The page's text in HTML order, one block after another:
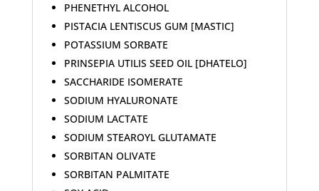
PHENETHYL ALCOHOL
PISTACIA LENTISCUS GUM [MASTIC]
POTASSIUM SORBATE
PRINSEPIA UTILIS SEED OIL [DHATELO]
SACCHARIDE ISOMERATE
SODIUM HYALURONATE
SODIUM LACTATE
SODIUM STEAROYL GLUTAMATE
SORBITAN OLIVATE
SORBITAN PALMITATE